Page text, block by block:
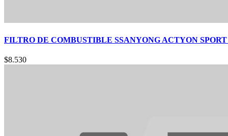
FILTRO DE COMBUSTIBLE SSANYONG ACTYON SPORT
$8.530